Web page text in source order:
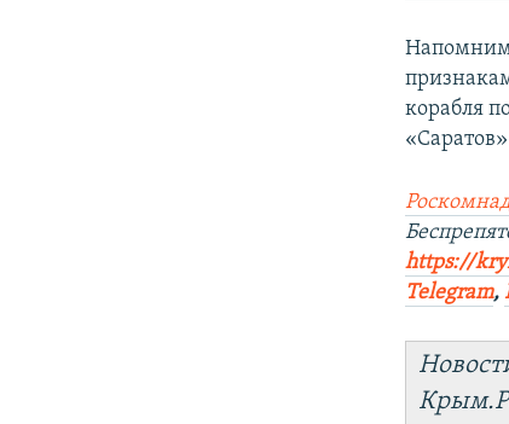
корабля
https://
Telegram,